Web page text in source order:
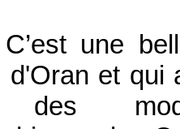
une belle
d'Oran et qui
des